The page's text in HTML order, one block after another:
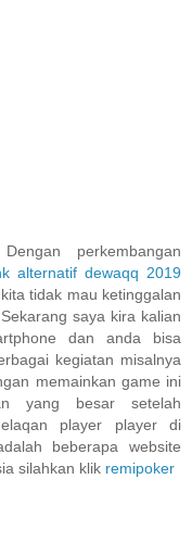
Dengan perkembangan
alternatif dewaqq 2019
tidak mau ketinggalan
Sekarang saya kira kalian
dan anda bisa
kegiatan misalnya
memainkan game ini
yang besar setelah
player player di
beberapa website
silahkan klik remipoker